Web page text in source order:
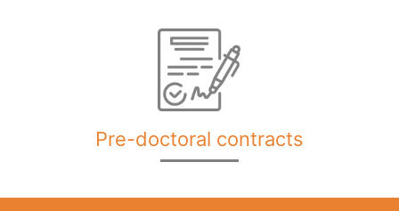
Pre-doctoral contracts